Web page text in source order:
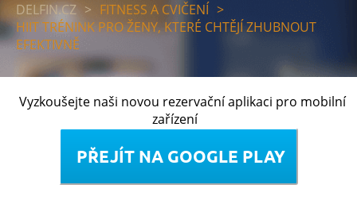
DELFIN.CZ > FITNESS A CVIČENÍ >
HIIT TRÉNINK PRO ŽENY, KTERÉ CHTĚJÍ ZHUBNOUT
EFEKTIVNĚ
Vyzkoušejte naši novou rezervační aplikaci pro mobilní
zařízení